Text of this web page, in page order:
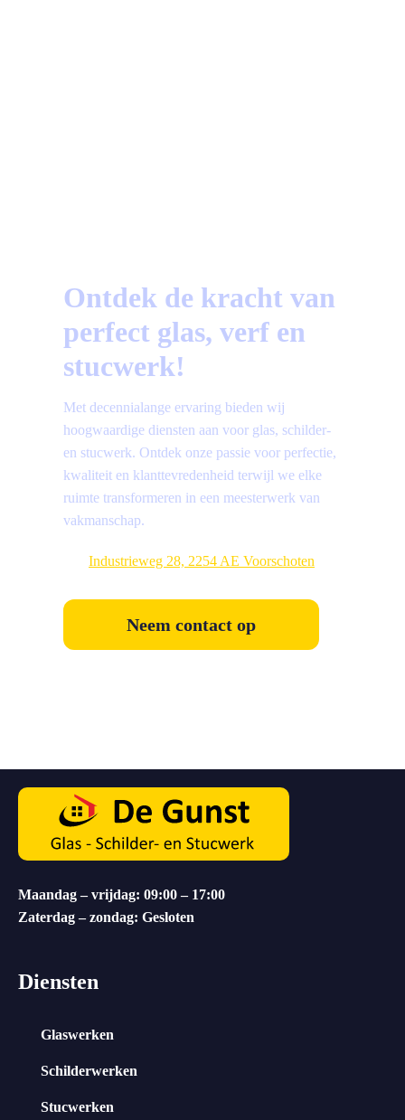
Ontdek de kracht van
perfect glas, verf en
stucwerk!
Met decennialange ervaring bieden wij
hoogwaardige diensten aan voor glas, schilder-
en stucwerk. Ontdek onze passie voor perfectie,
kwaliteit en klanttevredenheid terwijl we elke
ruimte transformeren in een meesterwerk van
vakmanschap.
Industrieweg 28, 2254 AE Voorschoten
Neem contact op
Maandag – vrijdag: 09:00 – 17:00
Zaterdag – zondag: Gesloten
Diensten
Glaswerken
Schilderwerken
Stucwerken